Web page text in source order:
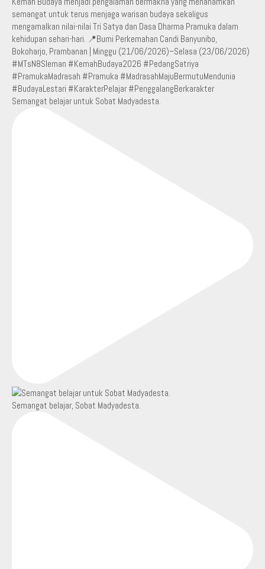
Semangat belajar untuk Sobat Madyadesta.
Semangat belajar, Sobat Madyadesta.